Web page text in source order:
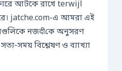
আটকে রাখে terwijl
jatche.com-এ আমরা এই
নজदीকে অনুসরণ
বিশ্লেষণ ও ব্যাখ্যা